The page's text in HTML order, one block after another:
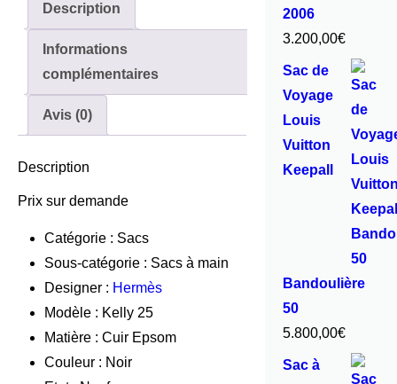
Description
Informations
complémentaires
Avis (0)
Description
Prix sur demande
Catégorie : Sacs
Sous-catégorie : Sacs à main
Designer : Hermès
Modèle : Kelly 25
Matière : Cuir Epsom
Couleur : Noir
2006
3.200,00€
Sac de
Voyage
Louis
Vuitton
Keepall
Bandoulière
50
5.800,00€
Sac à